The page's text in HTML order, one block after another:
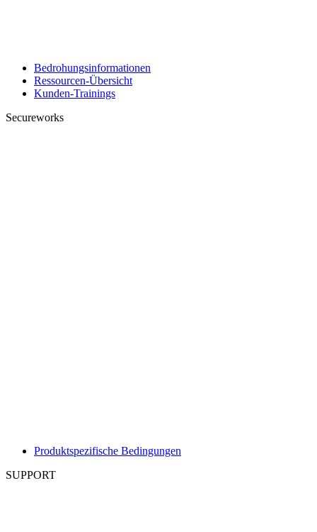
Bedrohungsinformationen
Ressourcen-Übersicht
Kunden-Trainings
Secureworks
Produktspezifische Bedingungen
SUPPORT